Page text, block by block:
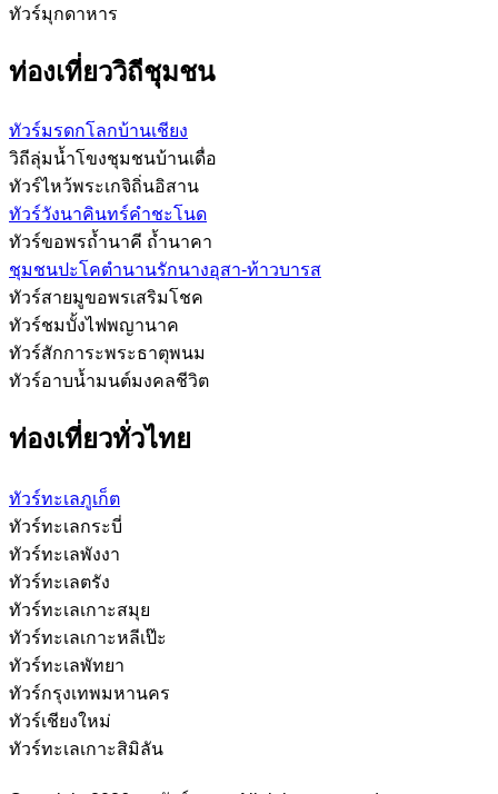
ทัวร์มุกดาหาร
ท่องเที่ยววิถีชุมชน
ทัวร์มรดกโลกบ้านเชียง
วิถีลุ่มน้ำโขงชุมชนบ้านเดื่อ
ทัวร์ไหว้พระเกจิถิ่นอิสาน
ทัวร์วังนาคินทร์คำชะโนด
ทัวร์ขอพรถ้ำนาคี ถ้ำนาคา
ชุมชนปะโคตำนานรักนางอุสา-ท้าวบารส
ทัวร์สายมูขอพรเสริมโชค
ทัวร์ชมบั้งไฟพญานาค
ทัวร์สักการะพระธาตุพนม
ทัวร์อาบน้ำมนต์มงคลชีวิต
ท่องเที่ยวทั่วไทย
ทัวร์ทะเลภูเก็ต
ทัวร์ทะเลกระบี่
ทัวร์ทะเลพังงา
ทัวร์ทะเลตรัง
ทัวร์ทะเลเกาะสมุย
ทัวร์ทะเลเกาะหลีเป๊ะ
ทัวร์ทะเลพัทยา
ทัวร์กรุงเทพมหานคร
ทัวร์เชียงใหม่
ทัวร์ทะเลเกาะสิมิลัน